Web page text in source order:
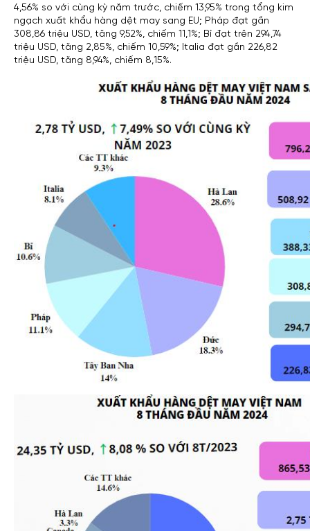
4,56% so với cùng kỳ năm trước, chiếm 13,95% trong tổng kim
ngạch xuất khẩu hàng dệt may sang EU; Pháp đạt gần
308,86 triệu USD, tăng 9,52%, chiếm 11,1%; Bỉ đạt trên 294,74
triệu USD, tăng 2,85%, chiếm 10,59%; Italia đạt gần 226,82
triệu USD, tăng 8,94%, chiếm 8,15%.